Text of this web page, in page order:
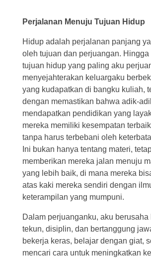
Perjalanan Menuju Tujuan Hidup
Hidup adalah perjalanan panjang
oleh tujuan dan perjuangan. Hingga
tujuan hidup yang paling aku
menyejahterakan keluargaku
yang kudapatkan di bangku kuliah,
dengan memastikan bahwa adik-
mendapatkan pendidikan yang
mereka memiliki kesempatan
tanpa harus terbebani oleh
Ini bukan hanya tentang materi,
memberikan mereka jalan menuju
yang lebih baik, di mana mereka
atas kaki mereka sendiri dengan
keterampilan yang mumpuni.
Dalam perjuanganku, aku berusaha
tekun, disiplin, dan bertanggung
bekerja keras, belajar dengan giat,
mencari cara untuk meningkatkan